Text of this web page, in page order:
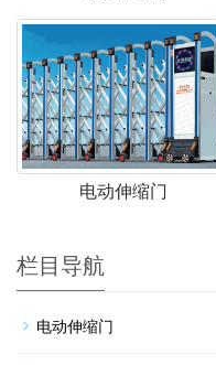
电动伸缩门
栏目导航
电动伸缩门